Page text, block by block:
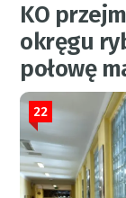
KO
okręgu
połowę
22